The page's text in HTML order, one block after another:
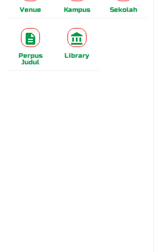
Venue Kampus Sekolah
Perpus
Judul
Library